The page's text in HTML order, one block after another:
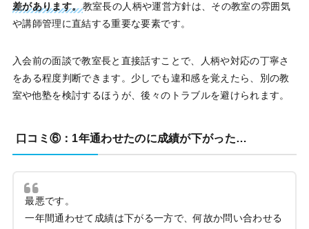
差があります。教室長の人柄や運営方針は、その教室の雰囲気
や講師管理に直結する重要な要素です。
入会前の面談で教室長と直接話すことで、人柄や対応の丁寧さ
をある程度判断できます。少しでも違和感を覚えたら、別の教
室や他塾を検討するほうが、後々のトラブルを避けられます。
口コミ⑥：1年通わせたのに成績が下がった…
最悪です。
一年間通わせて成績は下がる一方で、何故か問い合わせる